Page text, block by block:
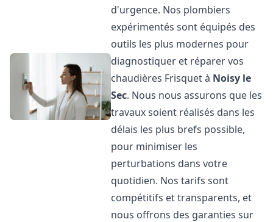
d'urgence. Nos plombiers
expérimentés sont équipés des
outils les plus modernes pour
diagnostiquer et réparer vos
chaudières Frisquet à Noisy le
Sec. Nous nous assurons que les
travaux soient réalisés dans les
délais les plus brefs possible,
pour minimiser les
perturbations dans votre
quotidien. Nos tarifs sont
compétitifs et transparents, et
nous offrons des garanties sur